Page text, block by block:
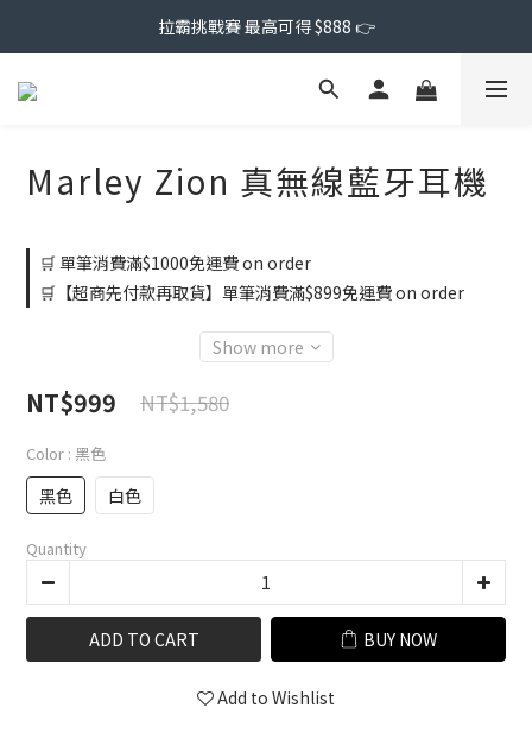
拉霸挑戰賽 最高可得 $888 👉
Marley Zion 真無線藍牙耳機
🛒 單筆消費滿$1000免運費 on order
🛒【超商先付款再取貨】單筆消費滿$899免運費 on order
Show more
NT$999 NT$1,580
Color : 黑色
黑色 白色
Quantity
ADD TO CART BUY NOW
Add to Wishlist